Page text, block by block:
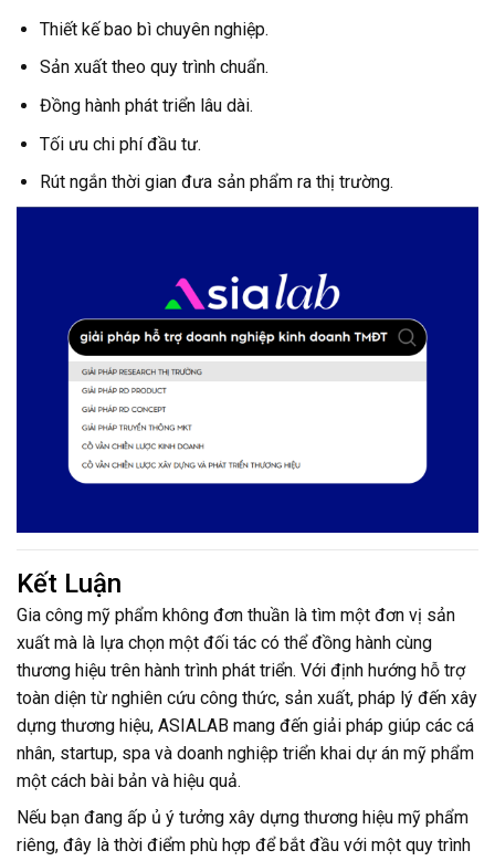
Thiết kế bao bì chuyên nghiệp.
Sản xuất theo quy trình chuẩn.
Đồng hành phát triển lâu dài.
Tối ưu chi phí đầu tư.
Rút ngắn thời gian đưa sản phẩm ra thị trường.
Kết Luận
Gia công mỹ phẩm không đơn thuần là tìm một đơn vị sản
xuất mà là lựa chọn một đối tác có thể đồng hành cùng
thương hiệu trên hành trình phát triển. Với định hướng hỗ trợ
toàn diện từ nghiên cứu công thức, sản xuất, pháp lý đến xây
dựng thương hiệu, ASIALAB mang đến giải pháp giúp các cá
nhân, startup, spa và doanh nghiệp triển khai dự án mỹ phẩm
một cách bài bản và hiệu quả.
Nếu bạn đang ấp ủ ý tưởng xây dựng thương hiệu mỹ phẩm
riêng, đây là thời điểm phù hợp để bắt đầu với một quy trình